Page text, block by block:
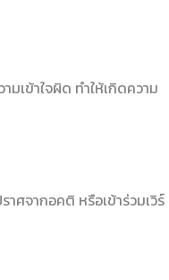
เข้าใจผิด ทำให้เกิดความ
ศจากอคติ หรือเข้าร่วมเวิร์